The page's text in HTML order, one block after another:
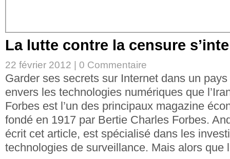
La lutte contre la censure
22 février 2012 | 0 Commentaire
Garder ses secrets sur Internet dans un
envers les technologies numériques que
Forbes est l’un des principaux magazine
fondé en 1917 par Bertie Charles Forbes.
écrit cet article, est spécialisé dans les
technologies de surveillance. Mais alors que